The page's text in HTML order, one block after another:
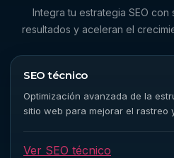
Integra tu estrategia SEO
resultados y aceleran el
SEO técnico
Optimización avanzada de la
sitio web para mejorar el rastreo
Ver SEO técnico